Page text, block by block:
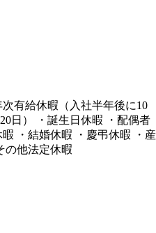
有給休暇（入社半年後に10
日） ・誕生日休暇 ・配偶者
・結婚休暇 ・慶弔休暇 ・産
の他法定休暇